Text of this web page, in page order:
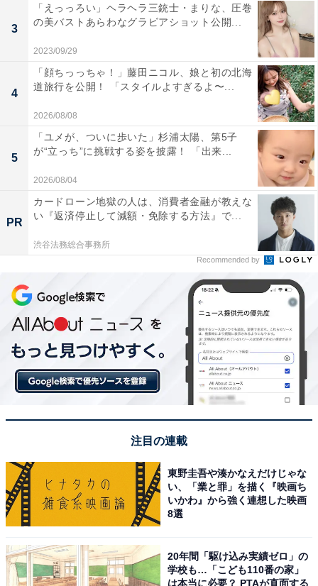
3
「えっっろい」ヘラヘラ三銃士・まりな、圧巻
の美バストあらわなグラビアショット公開...
2023/09/29
4
「顔ちっっちゃ！」藤田ニコル、娘と初の北海
道旅行を公開！ 「スタイルよすぎるよ〜...
2026/08/08
5
「ユメが、ついに歩いた」杉浦太陽、第5子
が“立っち”に挑戦する姿を披露！ 「出来...
2026/08/04
PR
カードローン地獄の人は、消費者金融が教えな
い『返済停止して減額・免除する方法』で...
渋谷法務総合事務所
Recommended by
注目の連載
東野圭吾や湊かなえだけじゃな
い、「業と罪」を描く『映画ち
いかわ』から強く連想した映画
8選
20年間「駆け込み実績ゼロ」の
学校も…「こども110番の家」
は本当に必要？ PTAが直面する